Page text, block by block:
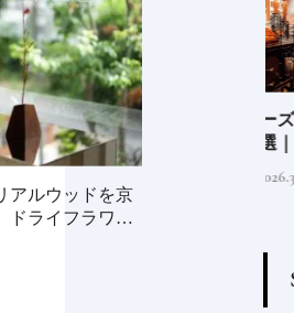
アルウッドを京
ドライフラワー
少な
は“緑
のあ
ジャパニーズウイスキー
蒸留所17選｜旅の目的地
にしたい見学できる施設
②
尾
集